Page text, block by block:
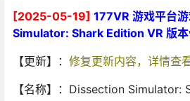
[2025-05-19] 177VR 游戏平台
Simulator: Shark Edition VR 版
【更新】： 修复更新内容，详情查
【名称】：Dissection Simulator: